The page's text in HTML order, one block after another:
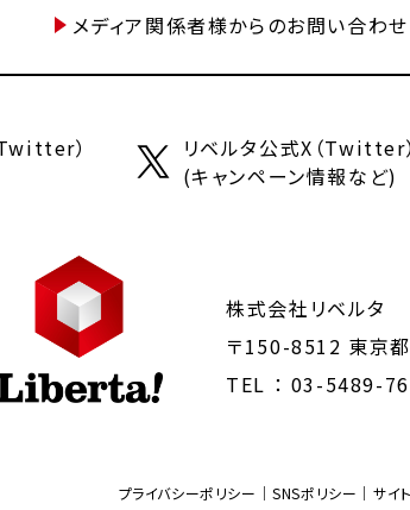
メディア関係者様からのお問い合わせ
）
リベルタ公式X（Twitter）
(キャンペーン情報など)
株式会社リベルタ
〒150-8512 東京
TEL ： 03-5489-
プライバシーポリシー SNSポリシー サイ